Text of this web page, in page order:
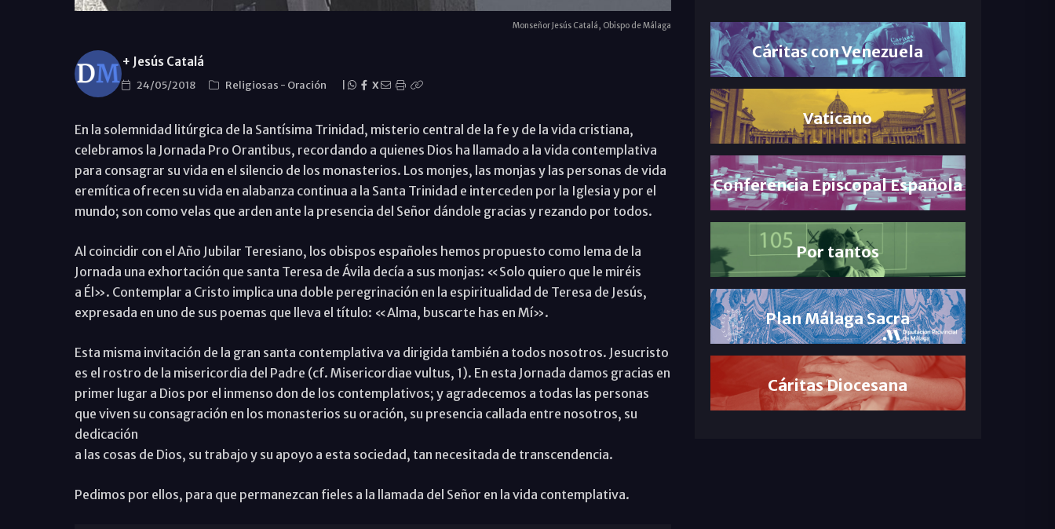
Monseñor Jesús Catalá, Obispo de Málaga
+ Jesús Catalá
24/05/2018 Religiosas - Oración X
En la solemnidad litúrgica de la Santísima Trinidad, misterio central de la fe y de la vida cristiana,
celebramos la Jornada Pro Orantibus, recordando a quienes Dios ha llamado a la vida contemplativa
para consagrar su vida en el silencio de los monasterios. Los monjes, las monjas y las personas de vida
eremítica ofrecen su vida en alabanza continua a la Santa Trinidad e interceden por la Iglesia y por el
mundo; son como velas que arden ante la presencia del Señor dándole gracias y rezando por todos.
Al coincidir con el Año Jubilar Teresiano, los obispos españoles hemos propuesto como lema de la
Jornada una exhortación que santa Teresa de Ávila decía a sus monjas: «Solo quiero que le miréis
a Él». Contemplar a Cristo implica una doble peregrinación en la espiritualidad de Teresa de Jesús,
expresada en uno de sus poemas que lleva el título: «Alma, buscarte has en Mí».
Esta misma invitación de la gran santa contemplativa va dirigida también a todos nosotros. Jesucristo
es el rostro de la misericordia del Padre (cf. Misericordiae vultus, 1). En esta Jornada damos gracias en
primer lugar a Dios por el inmenso don de los contemplativos; y agradecemos a todas las personas
que viven su consagración en los monasterios su oración, su presencia callada entre nosotros, su
dedicación
a las cosas de Dios, su trabajo y su apoyo a esta sociedad, tan necesitada de transcendencia.
Pedimos por ellos, para que permanezcan fieles a la llamada del Señor en la vida contemplativa.
Cáritas con Venezuela
Vaticano
Conferencia Episcopal Española
Por tantos
Plan Málaga Sacra
Cáritas Diocesana